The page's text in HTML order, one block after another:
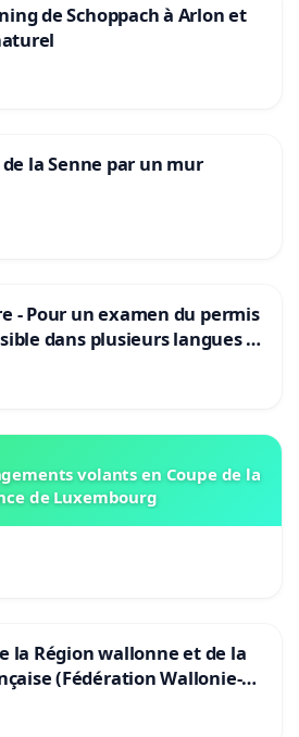
de Schoppach à Arlon et
la Senne par un mur
- Pour un examen du permis
dans plusieurs langues à
volants en Coupe de la
de Luxembourg
la Région wallonne et de la
(Fédération Wallonie-